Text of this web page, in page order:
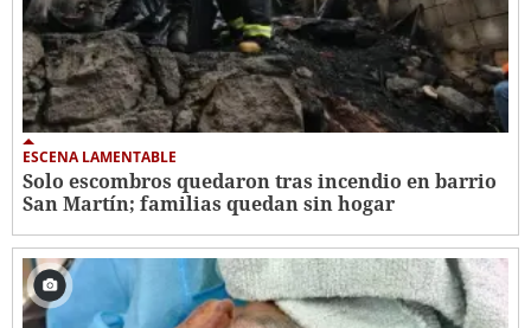
ESCENA LAMENTABLE
Solo escombros quedaron tras incendio en barrio
San Martín; familias quedan sin hogar